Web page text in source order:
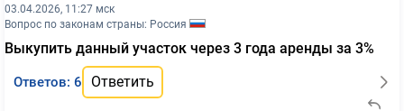
03.04.2026, 11:27 мск
Вопрос по законам страны: Россия
Выкупить данный участок через 3 года аренды за 3%
Ответов: 6 Ответить